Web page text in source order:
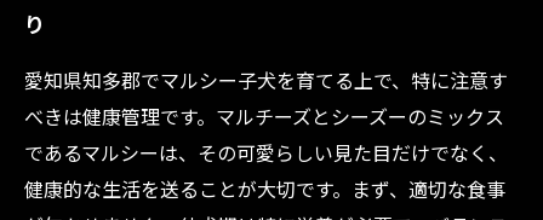
り
愛知県知多郡でマルシー子犬を育てる上で、特に注意す
べきは健康管理です。マルチーズとシーズーのミックス
であるマルシーは、その可愛らしい見た目だけでなく、
健康的な生活を送ることが大切です。まず、適切な食事